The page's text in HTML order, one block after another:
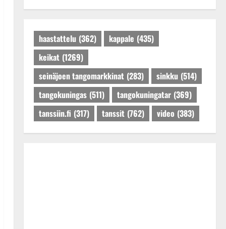
Tanssiin.fi
Julkaistu: 27.4.2025 |
haastattelu (362) kappale (435)
keikat (1269)
seinäjoen tangomarkkinat (283) sinkku (514)
tangokuningas (511) tangokuningatar (369)
tanssiin.fi (317) tanssit (762) video (383)